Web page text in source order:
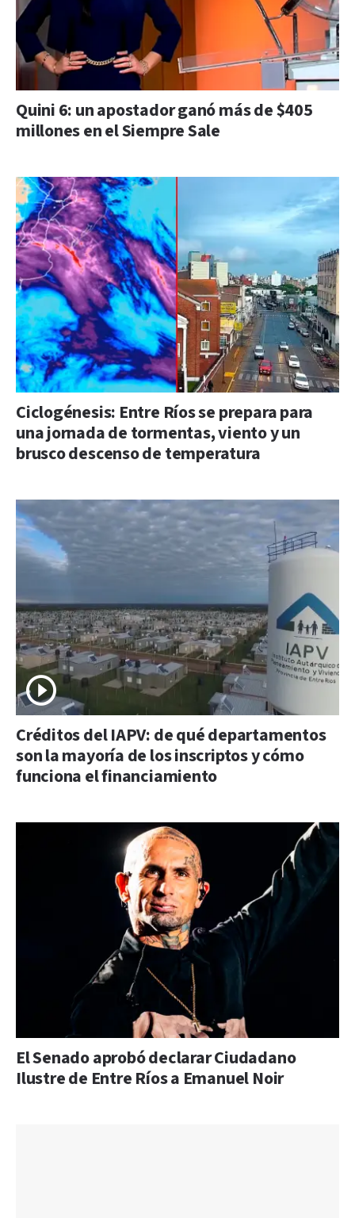
Quini 6: un apostador ganó más de $405
millones en el Siempre Sale
Ciclogénesis: Entre Ríos se prepara para
una jornada de tormentas, viento y un
brusco descenso de temperatura
Créditos del IAPV: de qué departamentos
son la mayoría de los inscriptos y cómo
funciona el financiamiento
El Senado aprobó declarar Ciudadano
Ilustre de Entre Ríos a Emanuel Noir